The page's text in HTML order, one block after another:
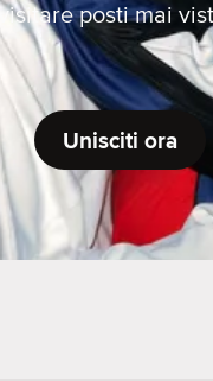
posti mai
Unisciti ora